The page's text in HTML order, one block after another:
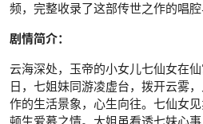
频，完整收录了这部传世之作的唱腔
剧情简介：
云海深处，玉帝的小女儿七仙女在
日，七姐妹同游凌虚台，拨开云雾
作的生活景象，心生向往。七仙女见